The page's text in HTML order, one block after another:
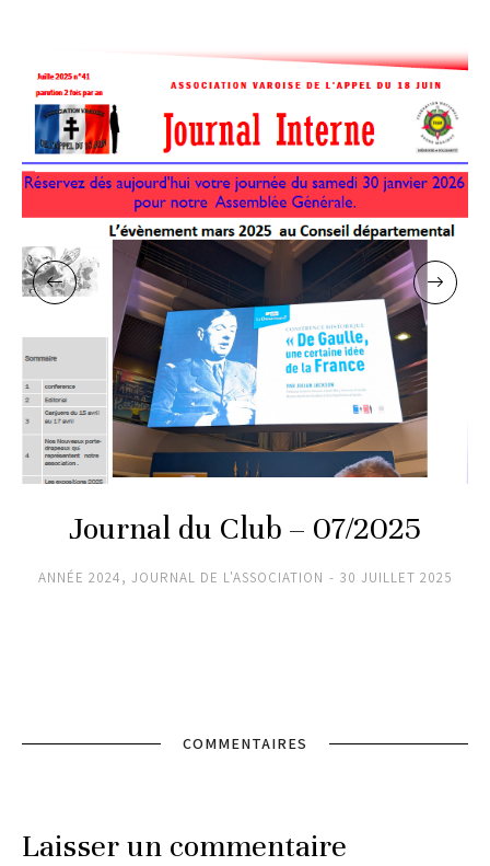
Journal du Club – 07/2025
ANNÉE 2024, JOURNAL DE L'ASSOCIATION 30 JUILLET 2025
COMMENTAIRES
Laisser un commentaire